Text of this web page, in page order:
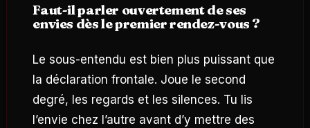
Faut-il parler ouvertement de ses
envies dès le premier rendez-vous ?
Le sous-entendu est bien plus puissant que
la déclaration frontale. Joue le second
degré, les regards et les silences. Tu lis
l’envie chez l’autre avant d’y mettre des